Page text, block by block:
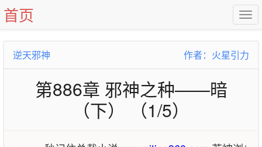
首页
逆天邪神 作者：火星引力
第886章 邪神之种——暗
（下） （1/5）